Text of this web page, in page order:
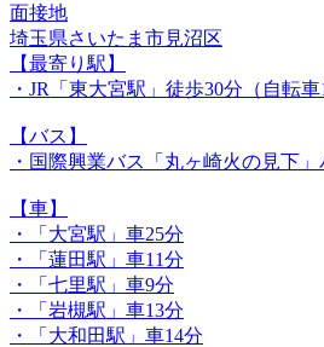
面接地
埼玉県さいたま市見沼区
【最寄り駅】
・JR「東大宮駅」徒歩30分（自転車
【バス】
・国際興業バス「丸ヶ崎火の見下
【車】
・「大宮駅」車25分
・「蓮田駅」車11分
・「七里駅」車9分
・「岩槻駅」車13分
・「大和田駅」車14分